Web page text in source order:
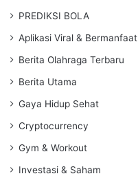
PREDIKSI BOLA
Aplikasi Viral & Bermanfaat
Berita Olahraga Terbaru
Berita Utama
Gaya Hidup Sehat
Cryptocurrency
Gym & Workout
Investasi & Saham